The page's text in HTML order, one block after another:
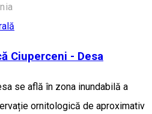
Ciuperceni - Desa
se află în zona inundabilă a
ornitologică de aproximativ